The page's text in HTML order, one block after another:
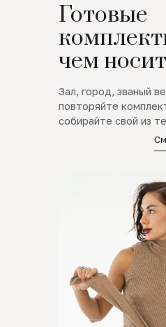
Готовые
чем
Зал, город, званый
повторяйте
собирайте свой из